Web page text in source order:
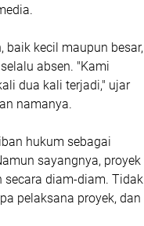
baik kecil maupun besar,
absen. "Kami
dua kali terjadi," ujar
namanya.
hukum sebagai
sayangnya, proyek
secara diam-diam. Tidak
pelaksana proyek, dan